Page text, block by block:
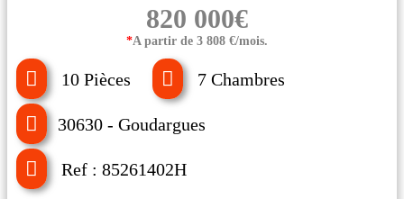
820 000€
*A partir de 3 808 €/mois.
10 Pièces 7 Chambres
30630 - Goudargues
Ref : 85261402H